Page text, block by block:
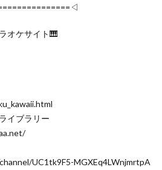
オケサイト🎹
イブラリー
UC1tk9F5-MGXEq4LWnjmrtpA